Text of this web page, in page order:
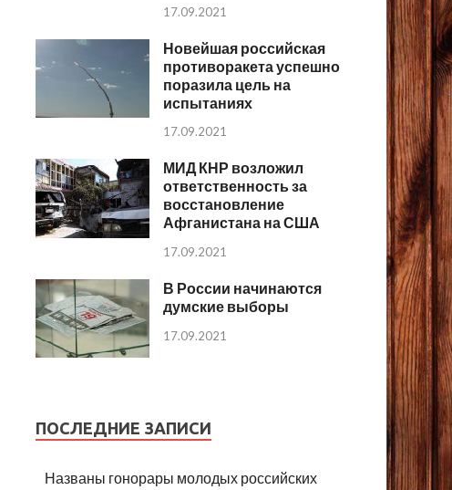
17.09.2021
Новейшая российская
противоракета успешно
поразила цель на
испытаниях
17.09.2021
МИД КНР возложил
ответственность за
восстановление
Афганистана на США
17.09.2021
В России начинаются
думские выборы
17.09.2021
ПОСЛЕДНИЕ ЗАПИСИ
Названы гонорары молодых российских